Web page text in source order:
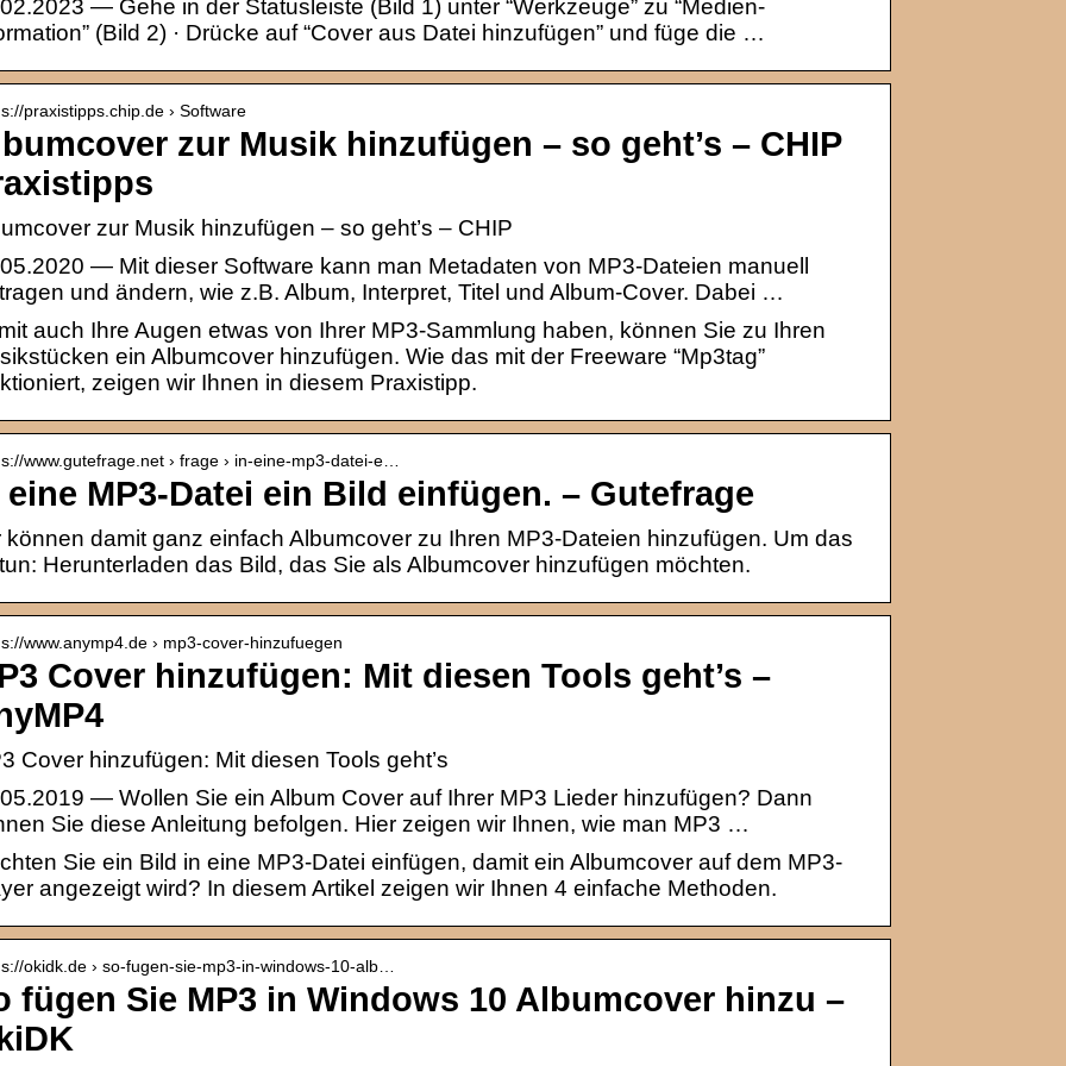
— Gehe in der Statusleiste (Bild 1) unter “Werkzeuge” zu “Medien-
(Bild 2) · Drücke auf “Cover aus Datei hinzufügen” und füge die …
praxistipps.chip.de › Software
zur Musik hinzufügen – so geht’s – CHIP
zur Musik hinzufügen – so geht’s – CHIP
— Mit dieser Software kann man Metadaten von MP3-Dateien manuell
und ändern, wie z.B. Album, Interpret, Titel und Album-Cover. Dabei …
auch Ihre Augen etwas von Ihrer MP3-Sammlung haben, können Sie zu Ihren
ein Albumcover hinzufügen. Wie das mit der Freeware “Mp3tag”
zeigen wir Ihnen in diesem Praxistipp.
www.gutefrage.net › frage › in-eine-mp3-datei-e…
eine MP3-Datei ein Bild einfügen. – Gutefrage
können damit ganz einfach Albumcover zu Ihren MP3-Dateien hinzufügen. Um das
Herunterladen das Bild, das Sie als Albumcover hinzufügen möchten.
www.anymp4.de › mp3-cover-hinzufuegen
Cover hinzufügen: Mit diesen Tools geht’s –
Cover hinzufügen: Mit diesen Tools geht’s
— Wollen Sie ein Album Cover auf Ihrer MP3 Lieder hinzufügen? Dann
Sie diese Anleitung befolgen. Hier zeigen wir Ihnen, wie man MP3 …
Sie ein Bild in eine MP3-Datei einfügen, damit ein Albumcover auf dem MP3-
angezeigt wird? In diesem Artikel zeigen wir Ihnen 4 einfache Methoden.
okidk.de › so-fugen-sie-mp3-in-windows-10-alb…
fügen Sie MP3 in Windows 10 Albumcover hinzu –